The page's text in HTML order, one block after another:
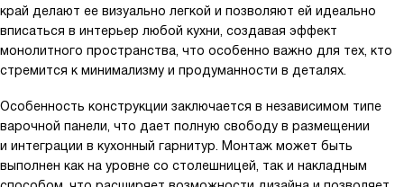
край делают ее визуально легкой и позволяют ей идеально
вписаться в интерьер любой кухни, создавая эффект
монолитного пространства, что особенно важно для тех, кто
стремится к минимализму и продуманности в деталях.
Особенность конструкции заключается в независимом типе
варочной панели, что дает полную свободу в размещении
и интеграции в кухонный гарнитур. Монтаж может быть
выполнен как на уровне со столешницей, так и накладным